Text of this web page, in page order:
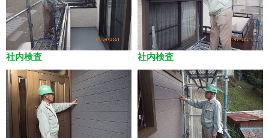
社内検査 社内検査